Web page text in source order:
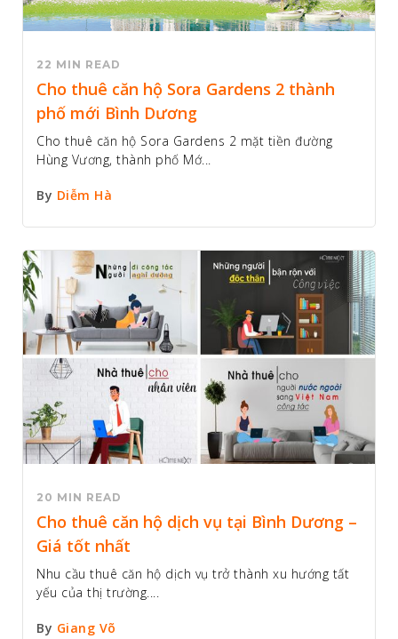
22 MIN READ
Cho thuê căn hộ Sora Gardens 2 thành
phố mới Bình Dương
Cho thuê căn hộ Sora Gardens 2 mặt tiền đường
Hùng Vương, thành phố Mớ...
By Diễm Hà
20 MIN READ
Cho thuê căn hộ dịch vụ tại Bình Dương –
Giá tốt nhất
Nhu cầu thuê căn hộ dịch vụ trở thành xu hướng tất
yếu của thị trường....
By Giang Võ